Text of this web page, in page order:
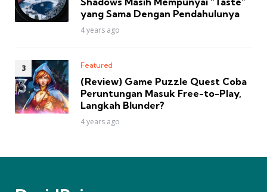
yang Sama Dengan Pendahulunya
4 years ago
Featured
(Review) Game Puzzle Quest Coba
Peruntungan Masuk Free-to-Play,
Langkah Blunder?
4 years ago